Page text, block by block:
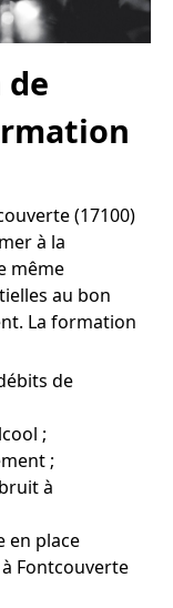
de
(17100)
à la
même
au bon
La formation
de
;
;
à
en place
Fontcouverte